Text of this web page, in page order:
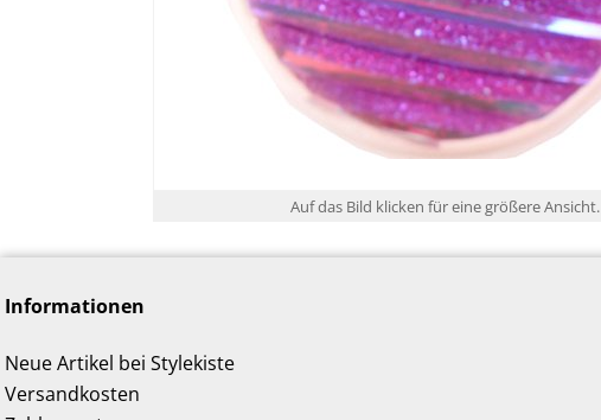
Auf das Bild klicken für eine größere Ansicht.
Informationen
Neue Artikel bei Stylekiste
Versandkosten